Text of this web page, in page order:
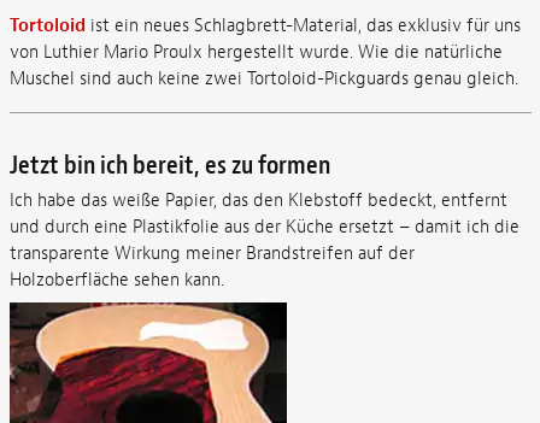
Tortoloid ist ein neues Schlagbrett-Material, das exklusiv für uns
von Luthier Mario Proulx hergestellt wurde. Wie die natürliche
Muschel sind auch keine zwei Tortoloid-Pickguards genau gleich.
Jetzt bin ich bereit, es zu formen
Ich habe das weiße Papier, das den Klebstoff bedeckt, entfernt
und durch eine Plastikfolie aus der Küche ersetzt – damit ich die
transparente Wirkung meiner Brandstreifen auf der
Holzoberfläche sehen kann.